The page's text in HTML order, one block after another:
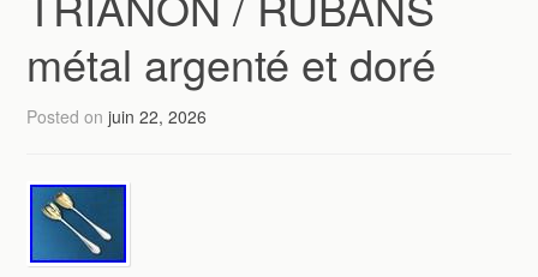
métal argenté et doré
Posted onjuin 22, 2026